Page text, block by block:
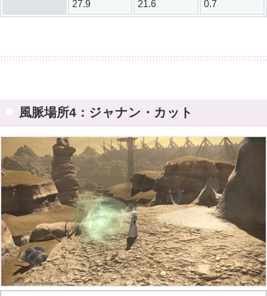
27.9 21.6 0.7
風脈場所4：ジャナン・カット